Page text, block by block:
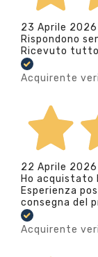
23 Aprile 2026
Rispondono
Ricevuto tutto
Acquirente
22 Aprile 2026
Ho acquistato
Esperienza
consegna del
Acquirente